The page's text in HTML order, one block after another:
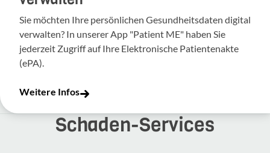
Sie möchten Ihre persönlichen Gesundheitsdaten digital
verwalten? In unserer App "Patient ME" haben Sie
jederzeit Zugriff auf Ihre Elektronische Patientenakte
(ePA).
Weitere Infos
Schaden-​Services